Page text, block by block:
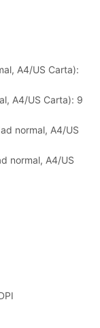
A4/US Carta):
A4/US Carta): 9
normal, A4/US
normal, A4/US